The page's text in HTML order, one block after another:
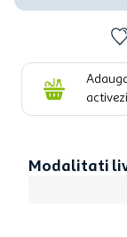
activezi
Modalitati